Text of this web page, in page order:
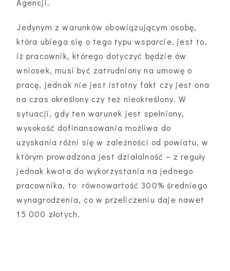
Agencji.
Jedynym z warunków obowiązującym osobę,
która ubiega się o tego typu wsparcie, jest to,
iż pracownik, którego dotyczyć będzie ów
wniosek, musi być zatrudniony na umowę o
pracę, jednak nie jest istotny fakt czy jest ona
na czas określony czy też nieokreślony. W
sytuacji, gdy ten warunek jest spełniony,
wysokość dofinansowania możliwa do
uzyskania różni się w zależności od powiatu, w
którym prowadzona jest działalność – z reguły
jednak kwota do wykorzystania na jednego
pracownika, to równowartość 300% średniego
wynagrodzenia, co w przeliczeniu daje nawet
15 000 złotych.